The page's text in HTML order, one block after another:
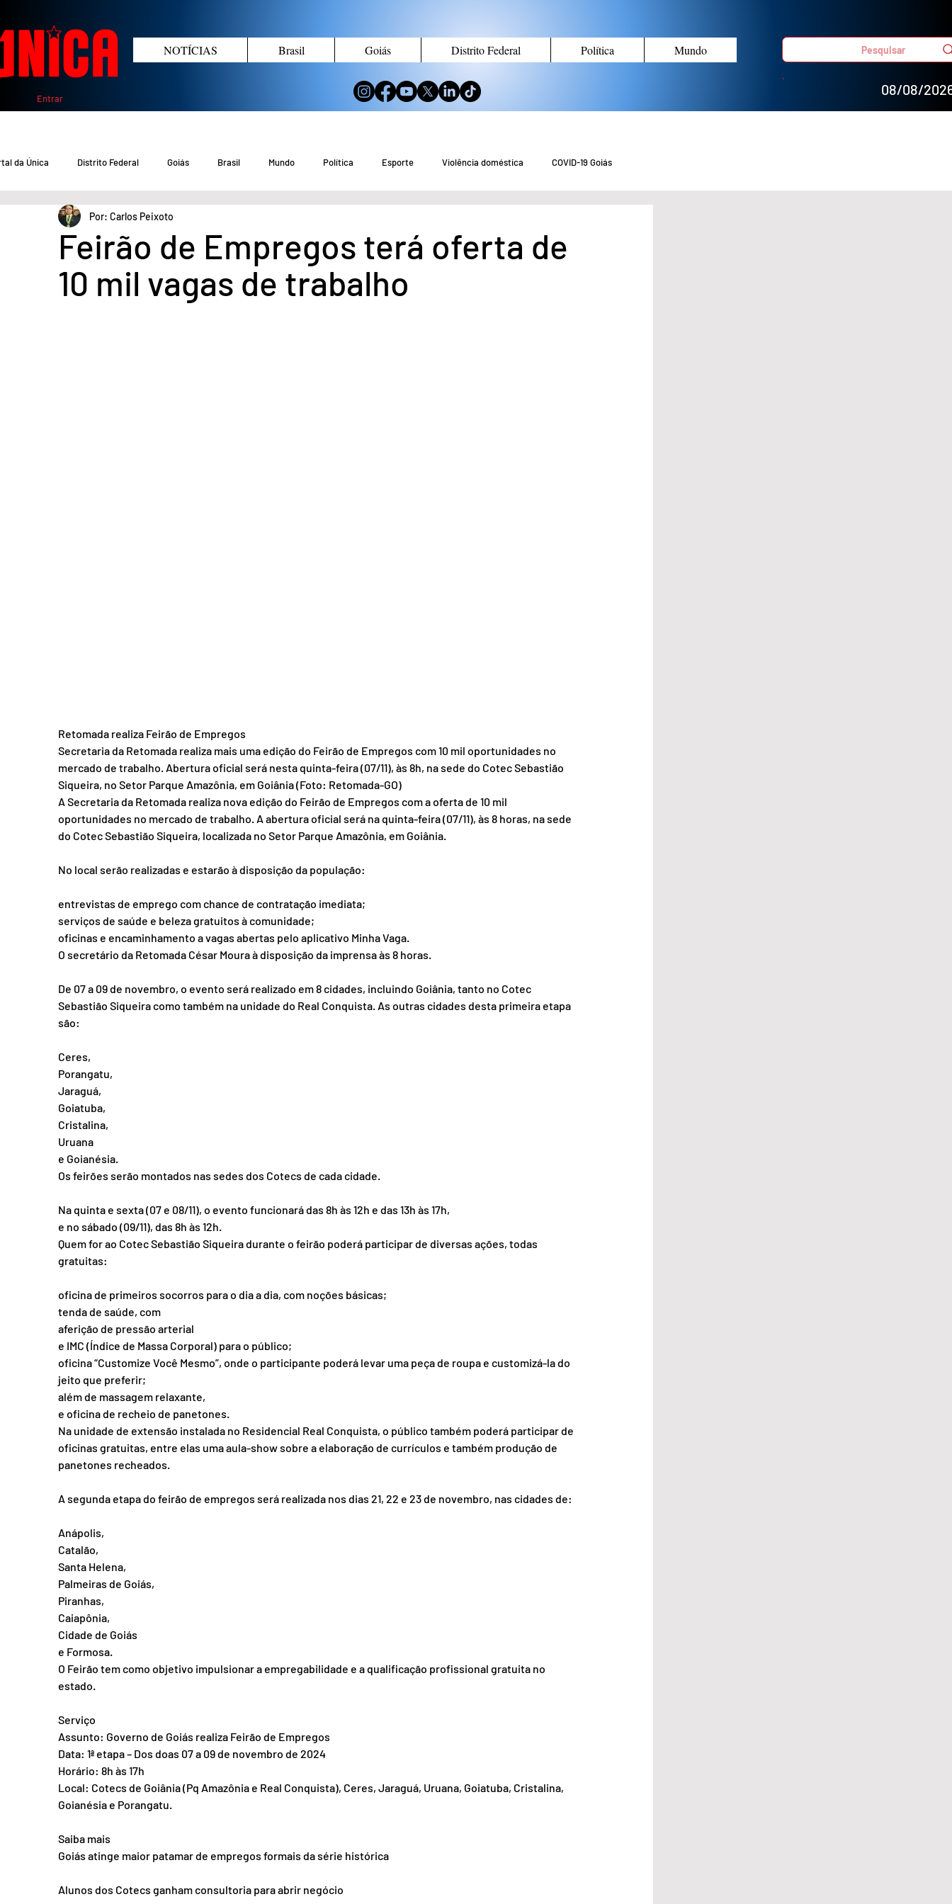
Entrar
NOTÍCIAS Brasil Goiás Distrito Federal Política Mundo Pesquisar
08/08/
da Única Distrito Federal Goiás Brasil Mundo Política Esporte Violência doméstica COVID-19 Goiás
COVID-19 DF COVID-19 Brasil
Crime em Goiás Crimes no DF Educação Meio Ambiente
Feirão de Empregos terá oferta de
10 mil vagas de trabalho
Por: Carlos Peixoto
Retomada realiza Feirão de Empregos
Secretaria da Retomada realiza mais uma edição do Feirão de Empregos com 10 mil oportunidades no
mercado de trabalho. Abertura oficial será nesta quinta-feira (07/11), às 8h, na sede do Cotec Sebastião
Siqueira, no Setor Parque Amazônia, em Goiânia (Foto: Retomada-GO)
A Secretaria da Retomada realiza nova edição do Feirão de Empregos com a oferta de 10 mil
oportunidades no mercado de trabalho. A abertura oficial será na quinta-feira (07/11), às 8 horas, na sede
do Cotec Sebastião Siqueira, localizada no Setor Parque Amazônia, em Goiânia.
No local serão realizadas e estarão à disposição da população:
entrevistas de emprego com chance de contratação imediata;
serviços de saúde e beleza gratuitos à comunidade;
oficinas e encaminhamento a vagas abertas pelo aplicativo Minha Vaga.
O secretário da Retomada César Moura à disposição da imprensa às 8 horas.
De 07 a 09 de novembro, o evento será realizado em 8 cidades, incluindo Goiânia, tanto no Cotec
Sebastião Siqueira como também na unidade do Real Conquista. As outras cidades desta primeira etapa
são:
Ceres,
Porangatu,
Jaraguá,
Goiatuba,
Cristalina,
Uruana
e Goianésia.
Os feirões serão montados nas sedes dos Cotecs de cada cidade.
Na quinta e sexta (07 e 08/11), o evento funcionará das 8h às 12h e das 13h às 17h,
e no sábado (09/11), das 8h às 12h.
Quem for ao Cotec Sebastião Siqueira durante o feirão poderá participar de diversas ações, todas
gratuitas:
oficina de primeiros socorros para o dia a dia, com noções básicas;
tenda de saúde, com
aferição de pressão arterial
e IMC (Índice de Massa Corporal) para o público;
oficina “Customize Você Mesmo”, onde o participante poderá levar uma peça de roupa e customizá-la do
jeito que preferir;
além de massagem relaxante,
e oficina de recheio de panetones.
Na unidade de extensão instalada no Residencial Real Conquista, o público também poderá participar de
oficinas gratuitas, entre elas uma aula-show sobre a elaboração de currículos e também produção de
panetones recheados.
A segunda etapa do feirão de empregos será realizada nos dias 21, 22 e 23 de novembro, nas cidades de:
Anápolis,
Catalão,
Santa Helena,
Palmeiras de Goiás,
Piranhas,
Caiapônia,
Cidade de Goiás
e Formosa.
O Feirão tem como objetivo impulsionar a empregabilidade e a qualificação profissional gratuita no
estado.
Serviço
Assunto: Governo de Goiás realiza Feirão de Empregos
Data: 1ª etapa – Dos doas 07 a 09 de novembro de 2024
Horário: 8h às 17h
Local: Cotecs de Goiânia (Pq Amazônia e Real Conquista), Ceres, Jaraguá, Uruana, Goiatuba, Cristalina,
Goianésia e Porangatu.
Saiba mais
Goiás atinge maior patamar de empregos formais da série histórica
Alunos dos Cotecs ganham consultoria para abrir negócio